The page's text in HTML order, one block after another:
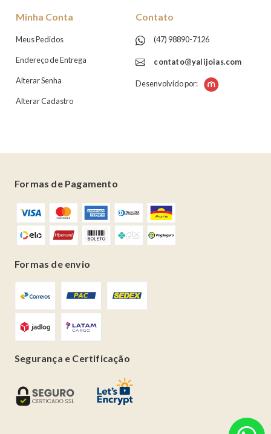
Formas de Pagamento
Formas de envio
Segurança e Certificação
Minha Conta
Meus Pedidos
Endereço de Entrega
Alterar Senha
Alterar Cadastro
Contato
(47) 98890-7126
contato@yalijoias.com
Desenvolvido por: